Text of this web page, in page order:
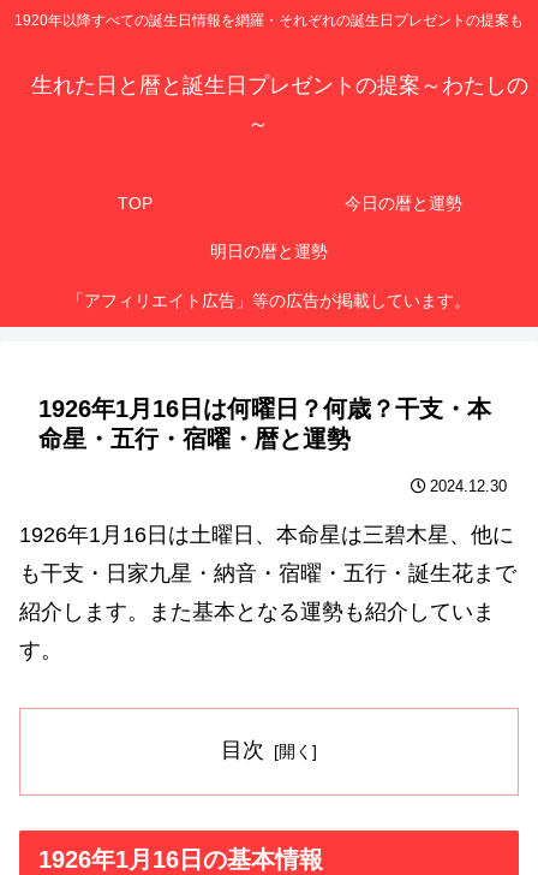
1920年以降すべての誕生日情報を網羅・それぞれの誕生日プレゼントの提案も
生れた日と暦と誕生日プレゼントの提案～わたしの
～
TOP 今日の暦と運勢
明日の暦と運勢
「アフィリエイト広告」等の広告が掲載しています。
1926年1月16日は何曜日？何歳？干支・本
命星・五行・宿曜・暦と運勢
2024.12.30
1926年1月16日は土曜日、本命星は三碧木星、他に
も干支・日家九星・納音・宿曜・五行・誕生花まで
紹介します。また基本となる運勢も紹介していま
す。
目次
1926年1月16日の基本情報